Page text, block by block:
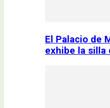
El Palacio de
exhibe la silla